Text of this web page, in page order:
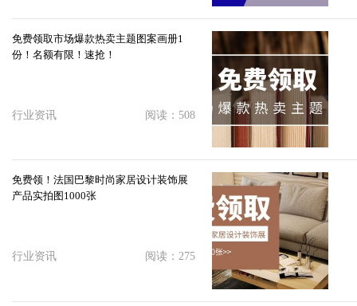
免费领取市场爆款热卖主题图案画册1
份！名额有限！速抢！
行业资讯 阅读：508
免费领！法国巴黎时尚家居设计装饰展
产品实拍图1000张
行业资讯 阅读：275